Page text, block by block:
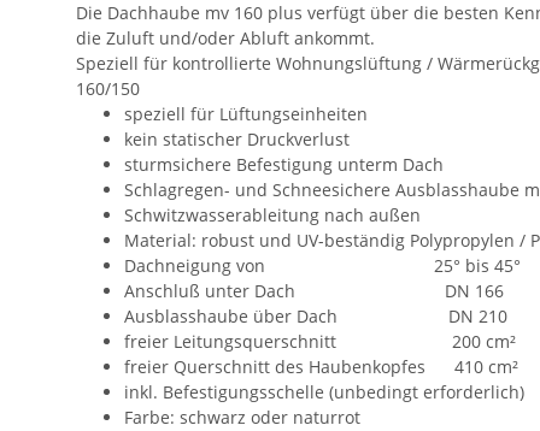
Die Dachhaube mv 160 plus verfügt über die besten
die Zuluft und/oder Abluft ankommt.
Speziell für kontrollierte Wohnungslüftung /
160/150
speziell für Lüftungseinheiten
kein statischer Druckverlust
sturmsichere Befestigung unterm Dach
Schlagregen- und Schneesichere Ausblasshaube
Schwitzwasserableitung nach außen
Material: robust und UV-beständig Polypropylen /
Dachneigung von 25° bis 45°
Anschluß unter Dach DN 166
Ausblasshaube über Dach DN 210
freier Leitungsquerschnitt 200 cm²
freier Querschnitt des Haubenkopfes 410 cm²
inkl. Befestigungsschelle (unbedingt erforderlich)
Farbe: schwarz oder naturrot